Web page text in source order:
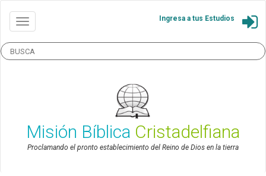
Ingresa a tus Estudios
Misión Bíblica Cristadelfiana
Proclamando el pronto establecimiento del Reino de Dios en la tierra